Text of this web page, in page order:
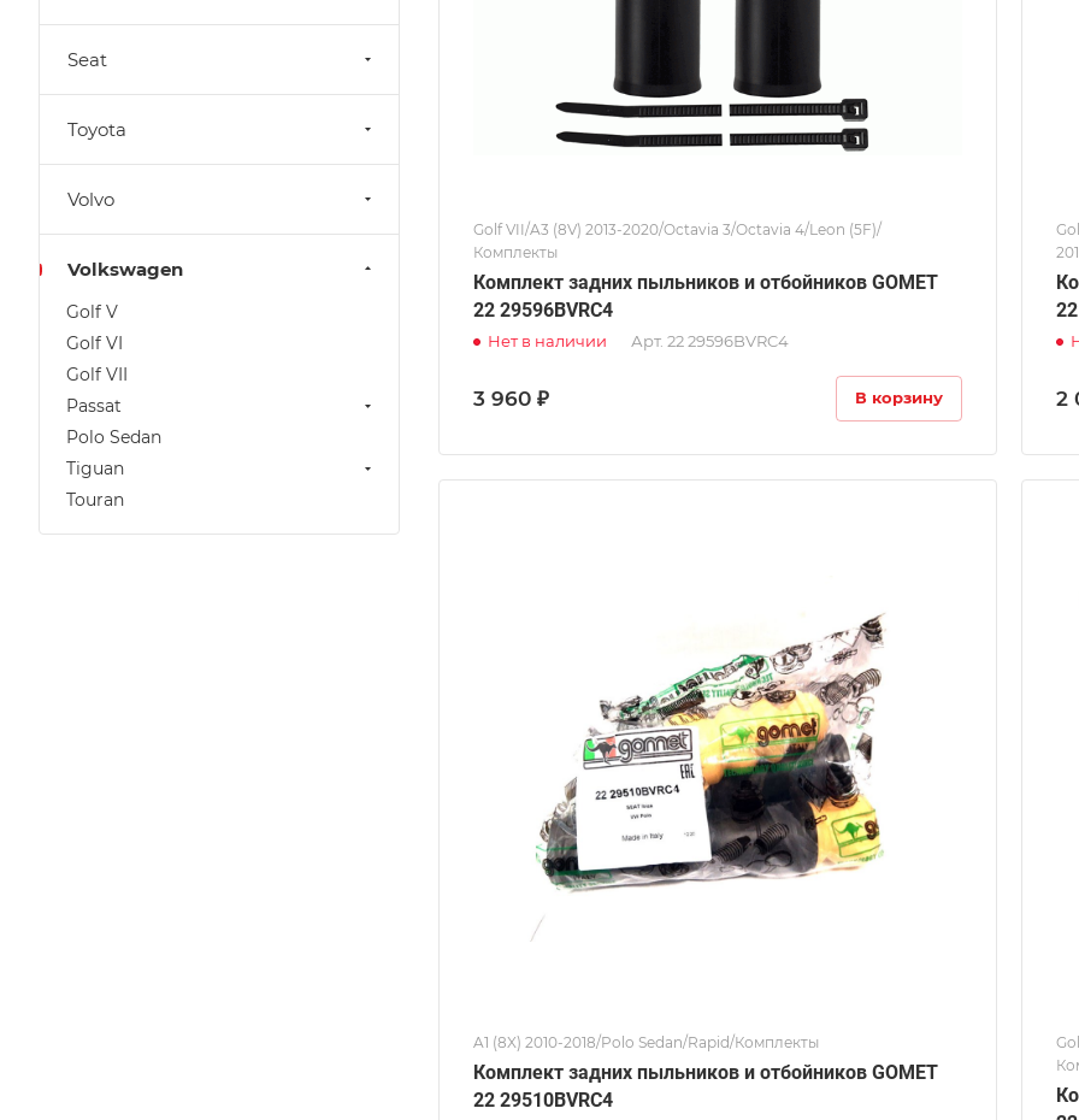
Golf VII/A3 (8V) 2013-2020/Octavia 3/Octavia 4/Leon (5F)/
Комплекты
Комплект задних пыльников и отбойников GOMET
22 29596BVRC4
Нет в наличии Арт. 22 29596BVRC4
3 960 ₽ В корзину 2
A1 (8X) 2010-2018/Polo Sedan/Rapid/Комплекты
Комплект задних пыльников и отбойников GOMET
22 29510BVRC4
Seat
Toyota
Volvo
Volkswagen
Golf V
Golf VI
Golf VII
Passat
Polo Sedan
Tiguan
Touran